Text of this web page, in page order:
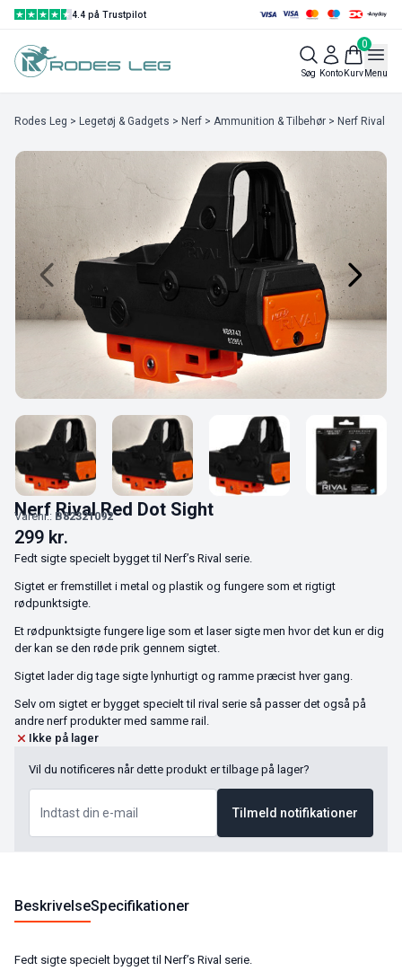
4.4 på Trustpilot
Søg Konto
0
KurvMenu
Rodes Leg > Legetøj & Gadgets > Nerf > Ammunition & Tilbehør > Nerf Rival
Nerf Rival Red Dot Sight
Varenr.: B82321092
299 kr.
Fedt sigte specielt bygget til Nerf’s Rival serie.
Sigtet er fremstillet i metal og plastik og fungere som et rigtigt
rødpunktsigte.
Et rødpunktsigte fungere lige som et laser sigte men hvor det kun er dig
der kan se den røde prik gennem sigtet.
Sigtet lader dig tage sigte lynhurtigt og ramme præcist hver gang.
Selv om sigtet er bygget specielt til rival serie så passer det også på
andre nerf produkter med samme rail.
Ikke på lager
Vil du notificeres når dette produkt er tilbage på lager?
Tilmeld notifikationer
BeskrivelseSpecifikationer
Fedt sigte specielt bygget til Nerf’s Rival serie.